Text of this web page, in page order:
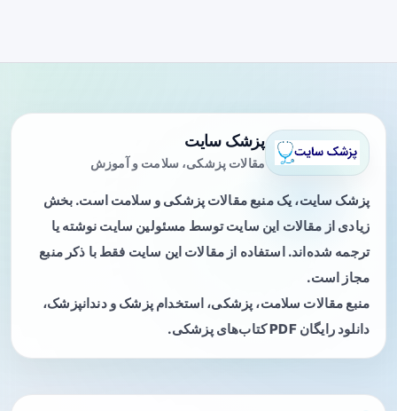
پزشک سایت
مقالات پزشکی، سلامت و آموزش
پزشک سایت، یک منبع مقالات پزشکی و سلامت است. بخش
زیادی از مقالات این سایت توسط مسئولین سایت نوشته یا
ترجمه شده‌اند. استفاده از مقالات این سایت فقط با ذکر منبع
مجاز است.
منبع مقالات سلامت، پزشکی، استخدام پزشک و دندانپزشک،
دانلود رایگان PDF کتاب‌های پزشکی.